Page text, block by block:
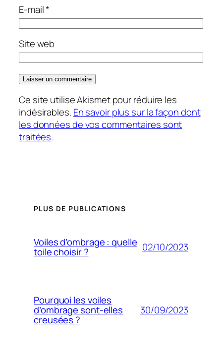
E-mail*
Site web
Ce site utilise Akismet pour réduire les
indésirables. En savoir plus sur la façon dont
les données de vos commentaires sont
traitées.
PLUS DE PUBLICATIONS
Voiles d’ombrage : quelle
toile choisir ? 02/10/2023
Pourquoi les voiles
d’ombrage sont-elles
creusées ?
30/09/2023